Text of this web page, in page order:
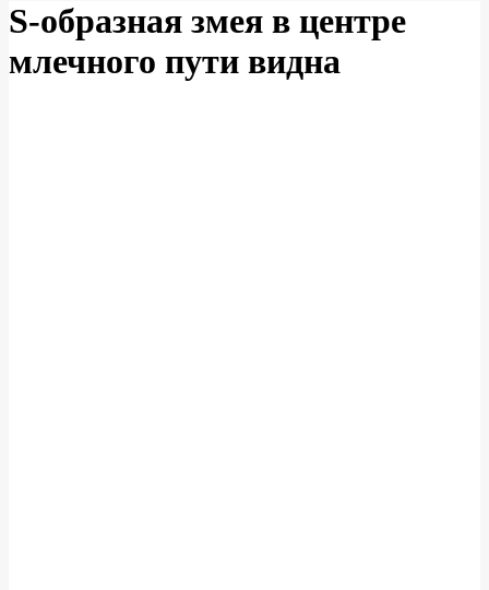
S-образная змея в центре
млечного пути видна